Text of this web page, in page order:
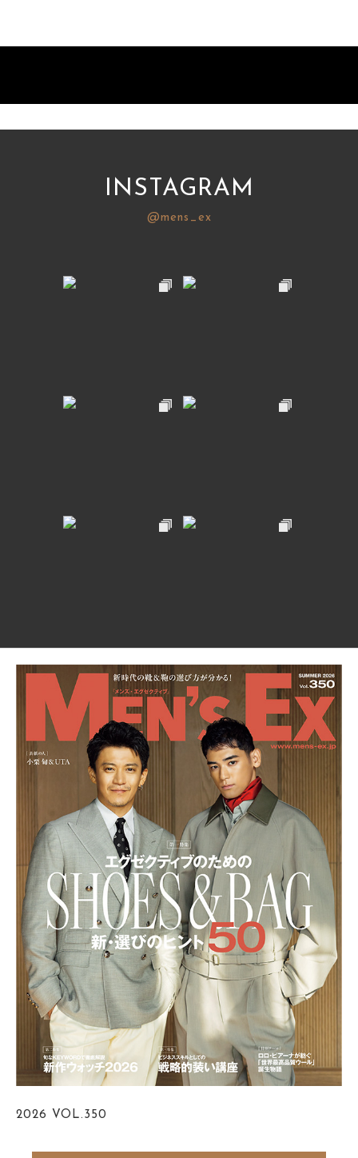
INSTAGRAM
@mens_ex
2026 VOL.350